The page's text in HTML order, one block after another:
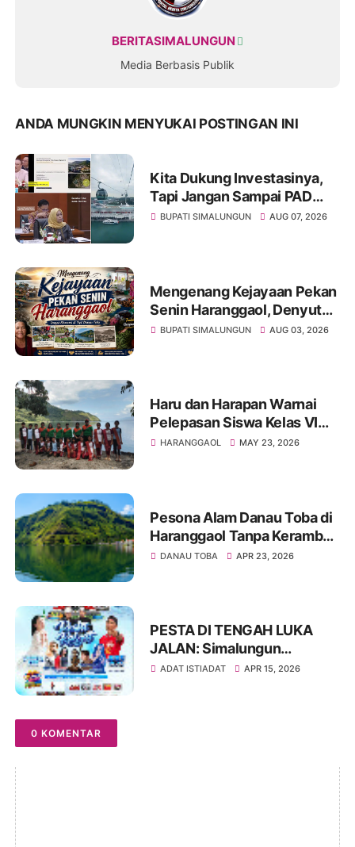
BERITASIMALUNGUN
Media Berbasis Publik
ANDA MUNGKIN MENYUKAI POSTINGAN INI
Kita Dukung Investasinya,
Tapi Jangan Sampai PAD
Simalungun yang Jadi
BUPATI SIMALUNGUN AUG 07, 2026
Mengenang Kejayaan Pekan
Senin Haranggaol, Denyut
Ekonomi di Tepi Danau Toba
BUPATI SIMALUNGUN AUG 03, 2026
Haru dan Harapan Warnai
Pelepasan Siswa Kelas VI
SDN 096138 Purba Horison
HARANGGAOL MAY 23, 2026
Pesona Alam Danau Toba di
Haranggaol Tanpa Keramba
Jaring Apung, Indah
DANAU TOBA APR 23, 2026
PESTA DI TENGAH LUKA
JALAN: Simalungun
Rayakan HUT ke-193,
ADAT ISTIADAT APR 15, 2026
0 KOMENTAR